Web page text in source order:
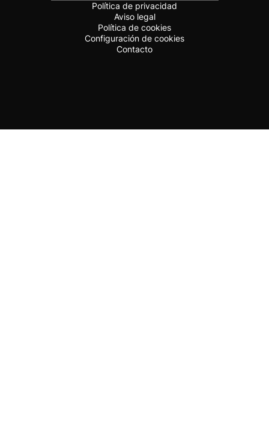
Política de privacidad
Aviso legal
Política de cookies
Configuración de cookies
Contacto